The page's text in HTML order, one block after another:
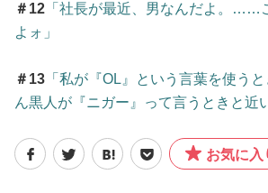
＃12 「社長が最近、男なんだよ。……
よォ」
＃13 「私が『OL』という言葉を使う
ん黒人が『ニガー』って言うときと近
お気に入